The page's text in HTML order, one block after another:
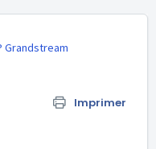
Grandstream
Imprimer